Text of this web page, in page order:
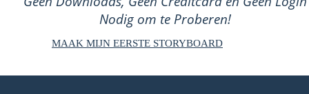
Nodig om te Proberen!
MAAK MIJN EERSTE STORYBOARD